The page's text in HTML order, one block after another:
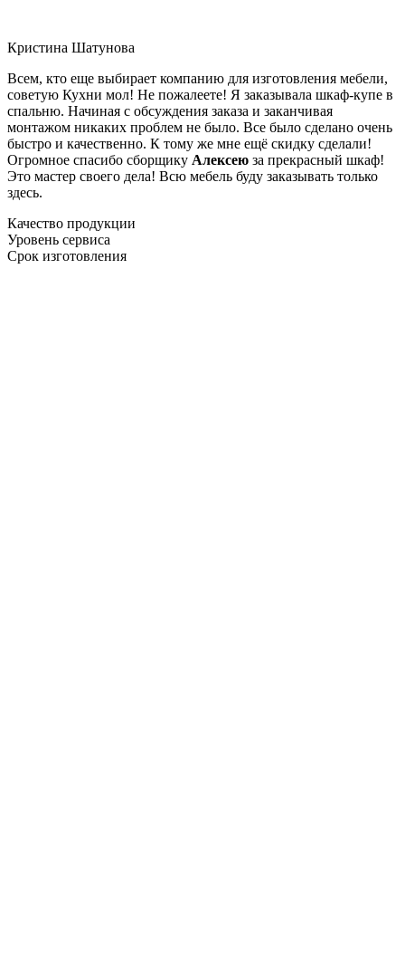
Кристина Шатунова
Всем, кто еще выбирает компанию для изготовления мебели,
советую Кухни мол! Не пожалеете! Я заказывала шкаф-купе в
спальню. Начиная с обсуждения заказа и заканчивая
монтажом никаких проблем не было. Все было сделано очень
быстро и качественно. К тому же мне ещё скидку сделали!
Огромное спасибо сборщику Алексею за прекрасный шкаф!
Это мастер своего дела! Всю мебель буду заказывать только
здесь.
Качество продукции
Уровень сервиса
Срок изготовления